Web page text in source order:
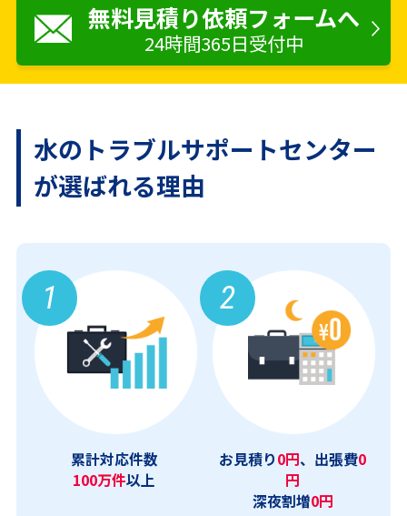
無料見積り依頼フォームへ
24時間365日受付中
水のトラブルサポートセンター
が選ばれる理由
1
累計対応件数
100万件以上
2
お見積り0円、出張費0
円
深夜割増0円